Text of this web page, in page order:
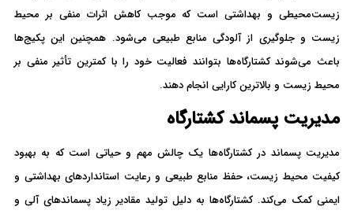
زیست‌محیطی و بهداشتی است که موجب کاهش اثرات منفی بر محیط
زیست و جلوگیری از آلودگی منابع طبیعی می‌شود. همچنین این پکیج‌ها
باعث می‌شوند کشتارگاه‌ها بتوانند فعالیت خود را با کمترین تأثیر منفی بر
محیط زیست و بالاترین کارایی انجام دهند.
مدیریت پسماند کشتارگاه
مدیریت پسماند در کشتارگاه‌ها یک چالش مهم و حیاتی است که به بهبود
کیفیت محیط زیست، حفظ منابع طبیعی و رعایت استانداردهای بهداشتی و
ایمنی کمک می‌کند. کشتارگاه‌ها به دلیل تولید مقادیر زیاد پسماندهای آلی و